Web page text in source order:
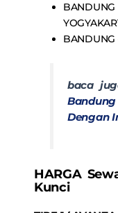
BANDUNG
baca
Dengan
HARGA
Kunci